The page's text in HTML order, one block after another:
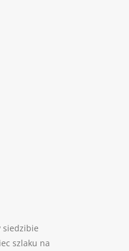
siedzibie
szlaku na